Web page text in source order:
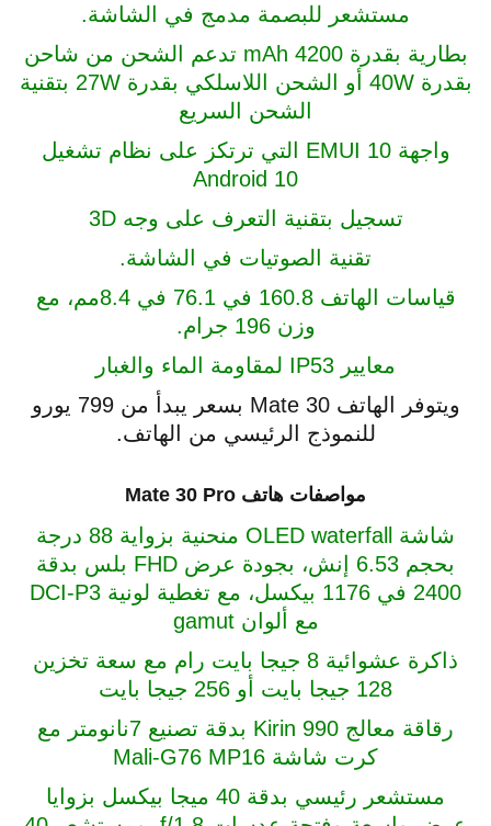
مستشعر للبصمة مدمج في الشاشة.
بطارية بقدرة 4200 mAh تدعم الشحن من شاحن
بقدرة 40W أو الشحن اللاسلكي بقدرة 27W بتقنية
الشحن السريع
واجهة EMUI 10 التي ترتكز على نظام تشغيل
Android 10
تسجيل بتقنية التعرف على وجه 3D
تقنية الصوتيات في الشاشة.
قياسات الهاتف 160.8 في 76.1 في 8.4مم، مع
وزن 196 جرام.
معايير IP53 لمقاومة الماء والغبار
ويتوفر الهاتف Mate 30 بسعر يبدأ من 799 يورو
للنموذج الرئيسي من الهاتف.
مواصفات هاتف Mate 30 Pro
شاشة OLED waterfall منحنية بزواية 88 درجة
بحجم 6.53 إنش، بجودة عرض FHD بلس بدقة
2400 في 1176 بيكسل، مع تغطية لونية DCI-P3
مع ألوان gamut
ذاكرة عشوائية 8 جيجا بايت رام مع سعة تخزين
128 جيجا بايت أو 256 جيجا بايت
رقاقة معالج Kirin 990 بدقة تصنيع 7نانومتر مع
كرت شاشة Mali-G76 MP16
مستشعر رئيسي بدقة 40 ميجا بيكسل بزوايا